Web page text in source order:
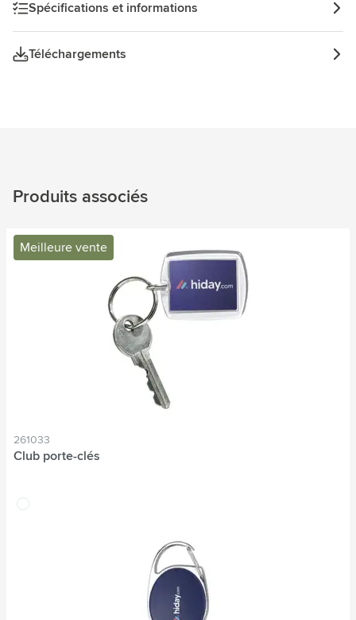
Spécifications et informations
Téléchargements
Produits associés
Meilleure vente
261033
Club porte-clés
translucide